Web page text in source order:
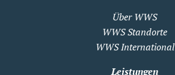
Über WWS
WWS Standorte
WWS International
Leistungen